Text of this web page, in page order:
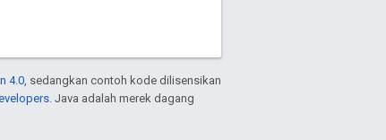
4.0 , sedangkan contoh kode dilisensikan
. Java adalah merek dagang